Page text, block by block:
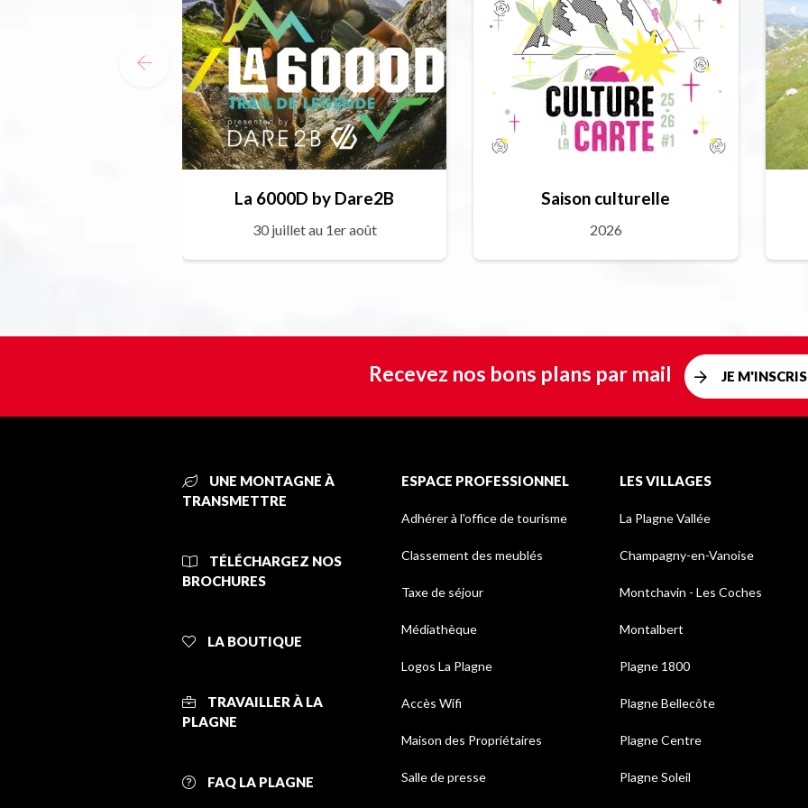
La 6000D by Dare2B
30 juillet au 1er août
Saison culturelle
2026
Recevez nos bons plans par mail JE M'INSCRIS
UNE MONTAGNE À
TRANSMETTRE
TÉLÉCHARGEZ NOS
BROCHURES
LA BOUTIQUE
TRAVAILLER À LA
PLAGNE
FAQ LA PLAGNE
ESPACE PROFESSIONNEL
Adhérer à l'office de tourisme
Classement des meublés
Taxe de séjour
Médiathèque
Logos La Plagne
Accès Wifi
Maison des Propriétaires
Salle de presse
LES VILLAGES
La Plagne Vallée
Champagny-en-Vanoise
Montchavin - Les Coches
Montalbert
Plagne 1800
Plagne Bellecôte
Plagne Centre
Plagne Soleil